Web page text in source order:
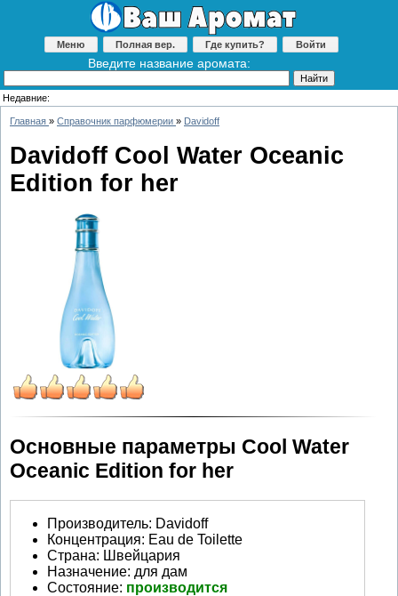
Меню Полная вер. Где купить? Войти
Введите название аромата:
Недавние:
Главная » Справочник парфюмерии » Davidoff
Davidoff Cool Water Oceanic
Edition for her
Основные параметры Cool Water
Oceanic Edition for her
Производитель: Davidoff
Концентрация: Eau de Toilette
Страна: Швейцария
Назначение: для дам
Состояние: производится